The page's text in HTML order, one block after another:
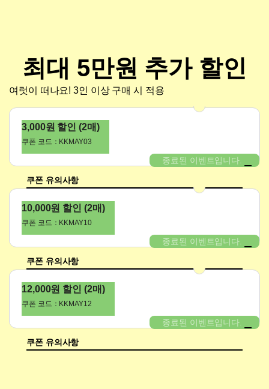
최대 5만원 추가 할인
여럿이 떠나요! 3인 이상 구매 시 적용
3,000원 할인 (2매)
쿠폰 코드：KKMAY03
종료된 이벤트입니다.
쿠폰 유의사항
10,000원 할인 (2매)
쿠폰 코드：KKMAY10
종료된 이벤트입니다.
쿠폰 유의사항
12,000원 할인 (2매)
쿠폰 코드：KKMAY12
종료된 이벤트입니다.
쿠폰 유의사항